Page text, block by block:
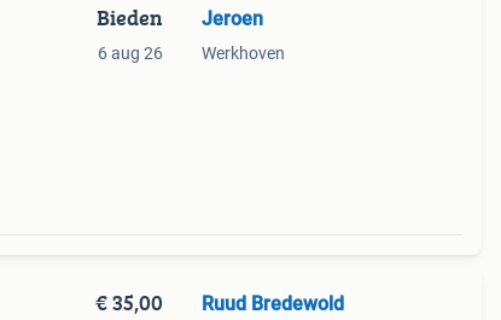
Bieden
6 aug 26
Jeroen
Werkhoven
€ 35,00 Ruud Bredewold